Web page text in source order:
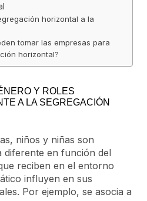
horizontal a la
tomar las empresas para
horizontal?
Y ROLES
A LA SEGREGACIÓN
niños y niñas son
diferente en función del
reciben en el entorno
influyen en sus
Por ejemplo, se asocia a